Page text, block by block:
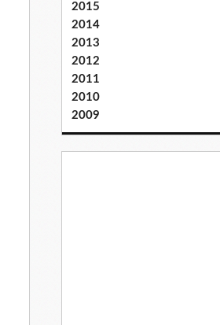
2015
2014
2013
2012
2011
2010
2009